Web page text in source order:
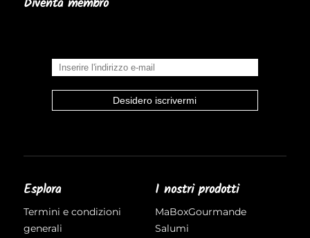
Esplora
Termini e condizioni
generali
I nostri prodotti
MaBoxGourmande
Salumi